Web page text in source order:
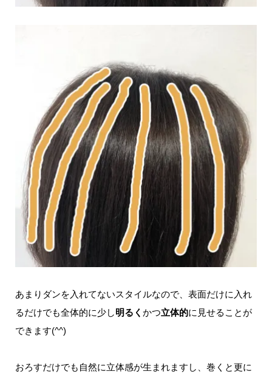
あまりダンを入れてないスタイルなので、表面だけに入れ
るだけでも全体的に少し明るく かつ立体的に見せることが
できます(^^)
おろすだけでも自然に立体感が生まれますし、巻くと更に